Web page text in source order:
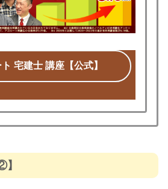
宅建士 講座【公式】
】